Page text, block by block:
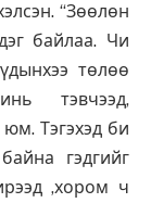
“Зөөлөн
байлаа. Чи
төлөө
тэвчээд,
юм. Тэгэхэд би
гэдгийг
,хором ч